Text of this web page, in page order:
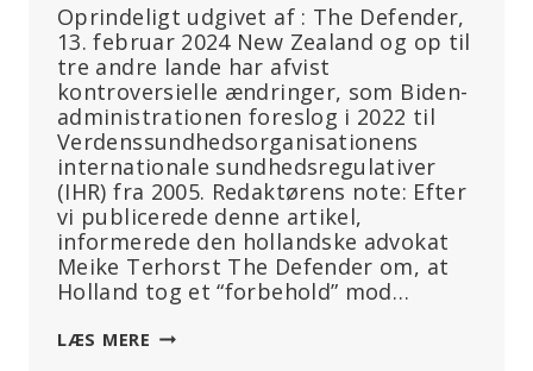
Oprindeligt udgivet af : The Defender,
13. februar 2024 New Zealand og op til
tre andre lande har afvist
kontroversielle ændringer, som Biden-
administrationen foreslog i 2022 til
Verdenssundhedsorganisationens
internationale sundhedsregulativer
(IHR) fra 2005. Redaktørens note: Efter
vi publicerede denne artikel,
informerede den hollandske advokat
Meike Terhorst The Defender om, at
Holland tog et “forbehold” mod…
LÆS MERE WHO